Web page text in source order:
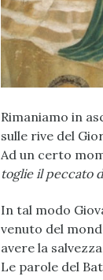
Rimaniamo in
sulle rive del
Ad un certo
toglie il peccato
In tal modo
venuto del
avere la
Le parole del